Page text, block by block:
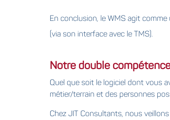
En conclusion, le WMS agit
(via son interface avec le TMS).
Notre double
Quel que soit le logiciel dont vous
métier/terrain et des personnes
Chez JIT Consultants, nous